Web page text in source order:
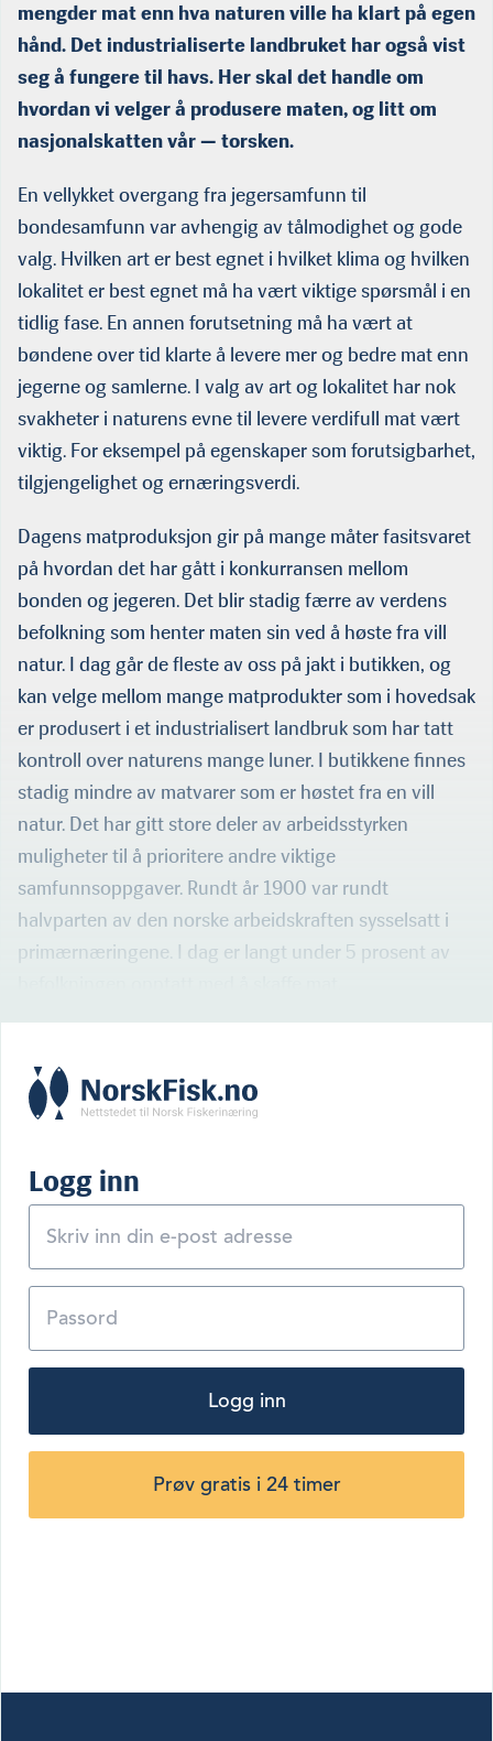
kandidat fra 1985 og dr. scient i foretaksstrategi ved Norges
fiskerihøgskole i 1999. Fra 1985 til 2000 var han 1. amanuensis ved
Fiskerihøgskolen. I dag er han forskningssjef for faggruppen
Næringsøkonomi i Nofima AS og professor II ved Norges
fiskerihøgskole.
mengder mat enn hva naturen ville ha klart på egen
hånd. Det industrialiserte landbruket har også vist
seg å fungere til havs. Her skal det handle om
hvordan vi velger å produsere maten, og litt om
nasjonalskatten vår — torsken.
En vellykket overgang fra jegersamfunn til
bondesamfunn var avhengig av tålmodighet og gode
valg. Hvilken art er best egnet i hvilket klima og hvilken
lokalitet er best egnet må ha vært viktige spørsmål i en
tidlig fase. En annen forutsetning må ha vært at
bøndene over tid klarte å levere mer og bedre mat enn
jegerne og samlerne. I valg av art og lokalitet har nok
svakheter i naturens evne til levere verdifull mat vært
viktig. For eksempel på egenskaper som forutsigbarhet,
tilgjengelighet og ernæringsverdi.
Dagens matproduksjon gir på mange måter fasitsvaret
på hvordan det har gått i konkurransen mellom
bonden og jegeren. Det blir stadig færre av verdens
befolkning som henter maten sin ved å høste fra vill
natur. I dag går de fleste av oss på jakt i butikken, og
kan velge mellom mange matprodukter som i hovedsak
er produsert i et industrialisert landbruk som har tatt
kontroll over naturens mange luner. I butikkene finnes
stadig mindre av matvarer som er høstet fra en vill
natur. Det har gitt store deler av arbeidsstyrken
muligheter til å prioritere andre viktige
samfunnsoppgaver. Rundt år 1900 var rundt
halvparten av den norske arbeidskraften sysselsatt i
primærnæringene. I dag er langt under 5 prosent av
Logg inn
Logg inn
Prøv gratis i 24 timer